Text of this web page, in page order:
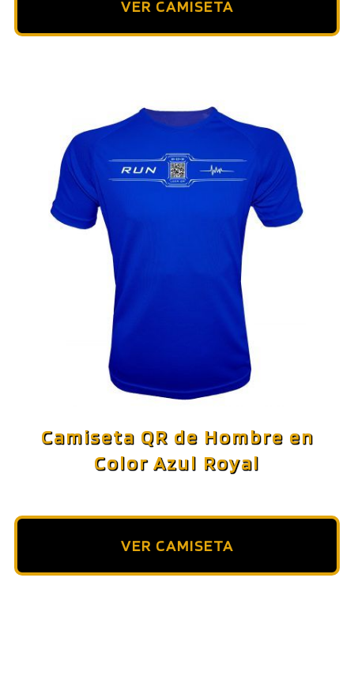
VER CAMISETA
Camiseta QR de Hombre en
Color Azul Royal
VER CAMISETA